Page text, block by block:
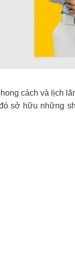
cách và lịch
sở hữu những